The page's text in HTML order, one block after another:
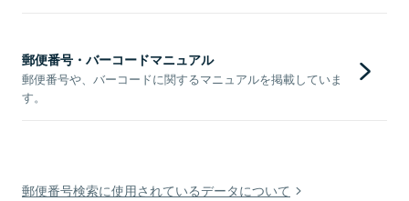
郵便番号・バーコードマニュアル
郵便番号や、バーコードに関するマニュアルを掲載していま
す。
郵便番号検索に使用されているデータについて